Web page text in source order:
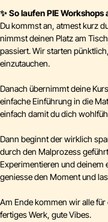
✨So laufen PIE Workshops
Du kommst an, atmest kurz
nimmst deinen Platz am
passiert. Wir starten
einzutauchen.
Danach übernimmt deine
einfache Einführung in die
einfach damit du dich
Dann beginnt der wirklich
durch den Malprozess
Experimentieren und deinem
geniesse den Moment und
Am Ende kommen wir alle
fertiges Werk, gute Vibes.